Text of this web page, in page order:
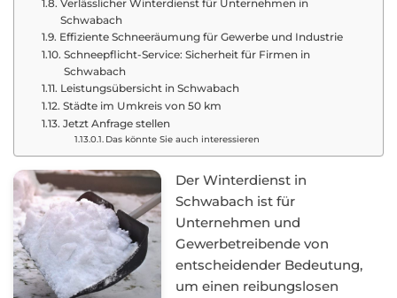
Verlässlicher Winterdienst für Unternehmen in
Schwabach
Effiziente Schneeräumung für Gewerbe und Industrie
Schneepflicht-Service: Sicherheit für Firmen in
Schwabach
Leistungsübersicht in Schwabach
Städte im Umkreis von 50 km
Jetzt Anfrage stellen
Das könnte Sie auch interessieren
Der Winterdienst in
Schwabach ist für
Unternehmen und
Gewerbetreibende von
entscheidender Bedeutung,
um einen reibungslosen